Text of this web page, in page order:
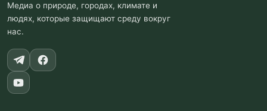
Медиа о природе, городах, климате и
людях, которые защищают среду вокруг
нас.